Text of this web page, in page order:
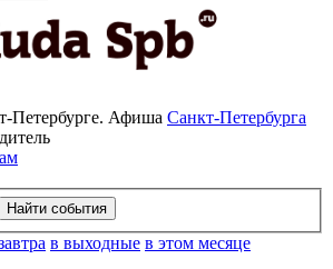
Петербурге. Афиша Санкт-Петербурга
в выходные в этом месяце